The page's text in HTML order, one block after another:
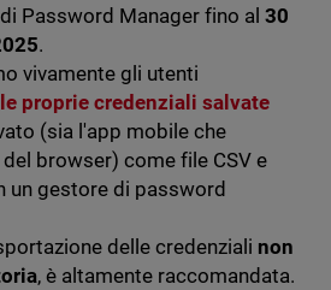
Password Manager fino al30
.
vivamente gli utenti
proprie credenziali salvate
(sia l'app mobile che
browser) come file CSV e
un gestore di password
delle credenziali non
, è altamente raccomandata.